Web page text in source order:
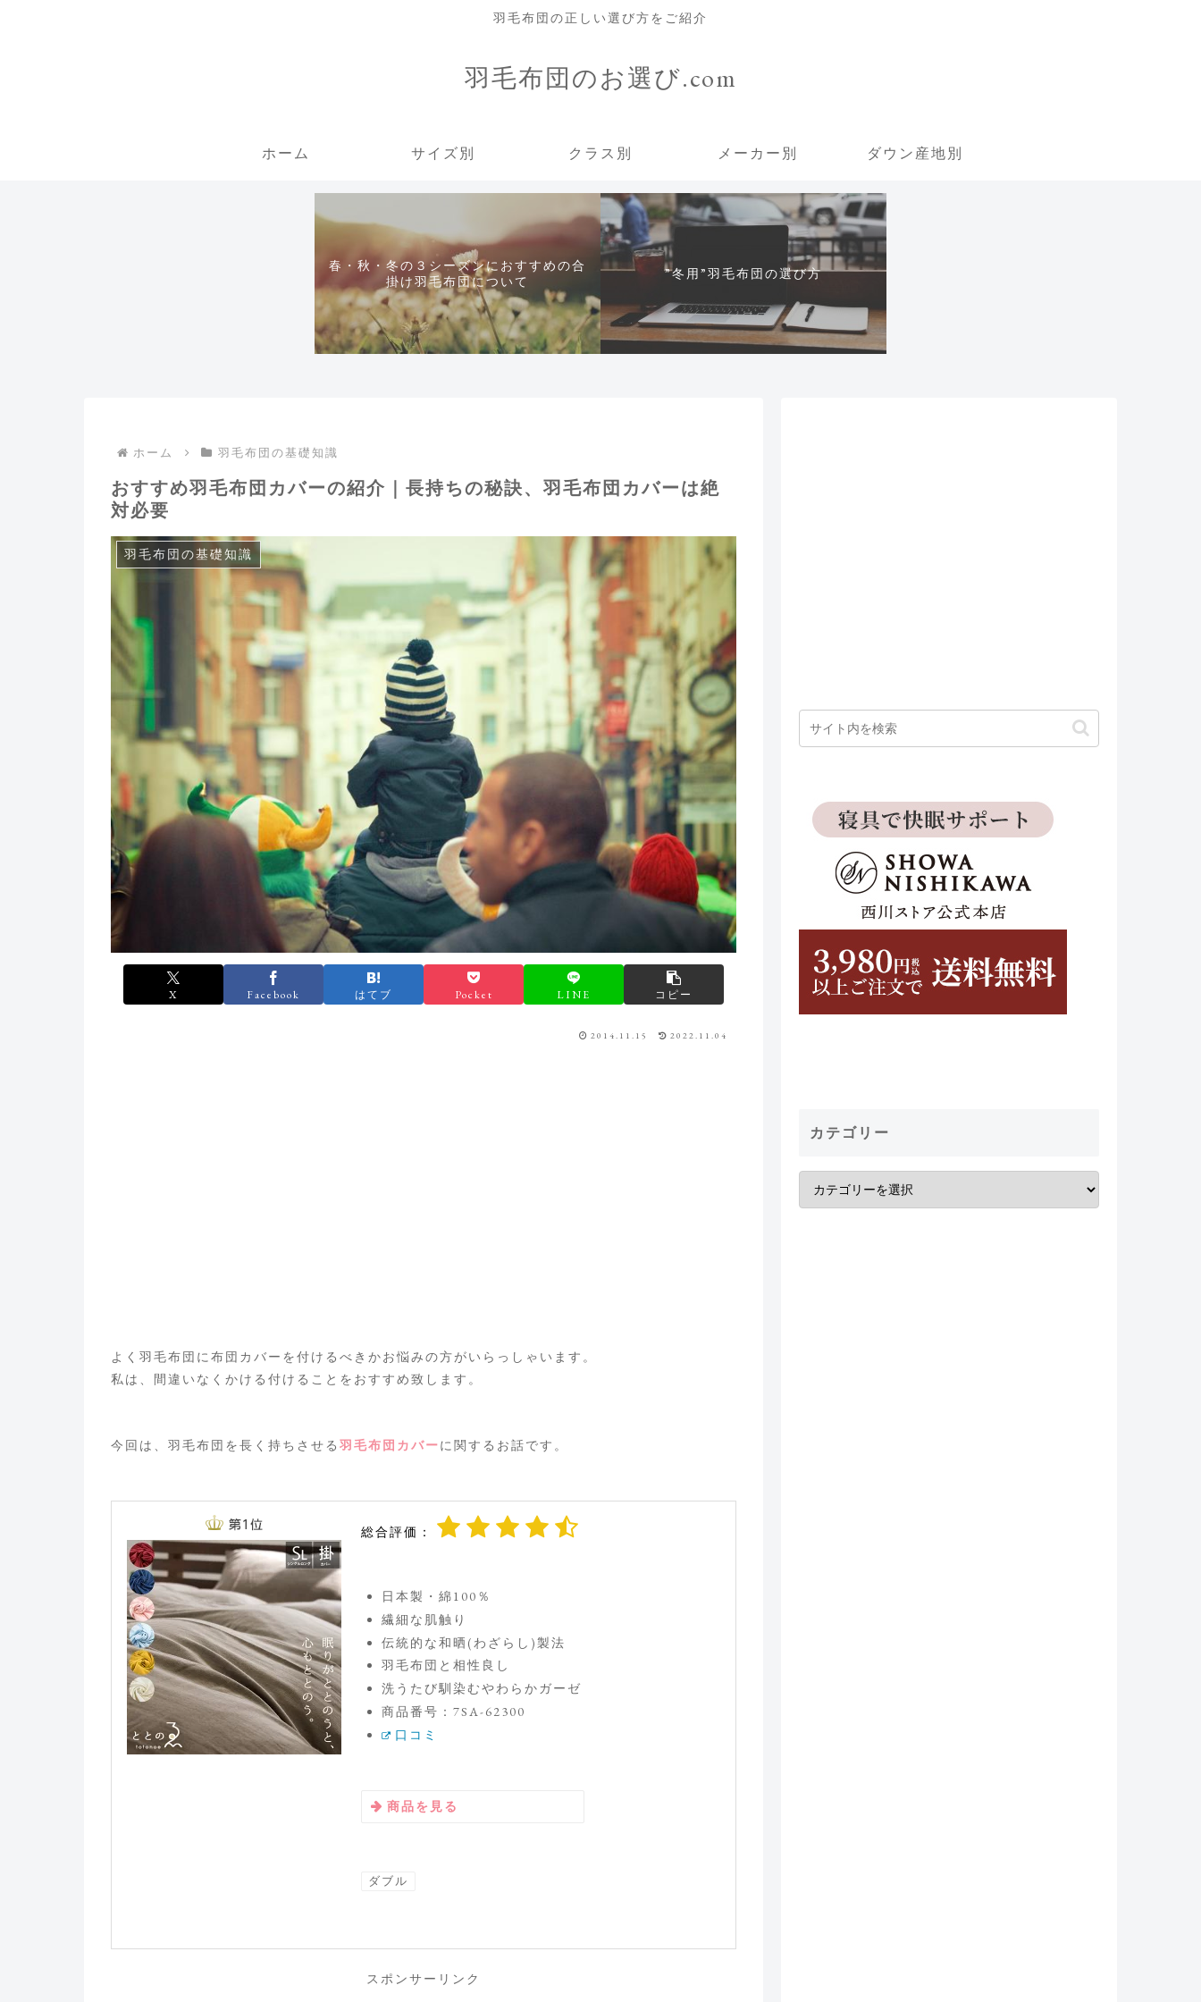
羽毛布団の正しい選び方をご紹介
羽毛布団のお選び.com
ホーム サイズ別 クラス別 メーカー別 ダウン産地別
春・秋・冬の３シーズンにおすすめの合
掛け羽毛布団について
”冬用”羽毛布団の選び方
ホーム 羽毛布団の基礎知識
おすすめ羽毛布団カバーの紹介｜長持ちの秘訣、羽毛布団カバーは絶
対必要
羽毛布団の基礎知識
X Facebook はてブ Pocket LINE コピー
2014.11.15 2022.11.04
よく羽毛布団に布団カバーを付けるべきかお悩みの方がいらっしゃいます。
私は、間違いなくかける付けることをおすすめ致します。
今回は、羽毛布団を長く持ちさせる 羽毛布団カバーに関するお話です。
総合評価：
日本製・綿100％
繊細な肌触り
伝統的な和晒(わざらし)製法
羽毛布団と相性良し
洗うたび馴染むやわらかガーゼ
商品番号：7SA-62300
口コミ
商品を見る
ダブル
スポンサーリンク
カテゴリー